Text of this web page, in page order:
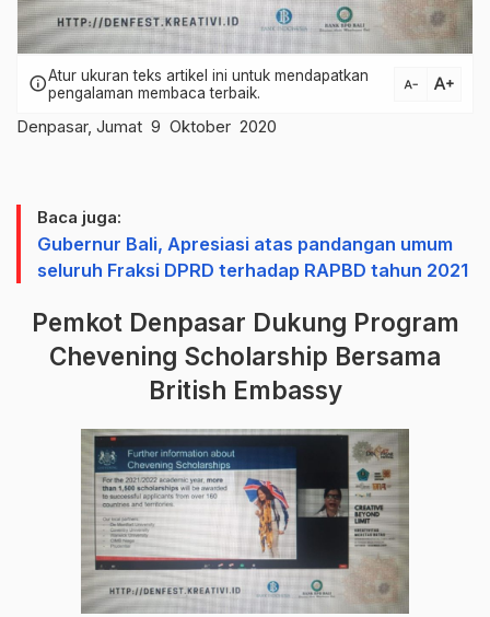
infoAtur ukuran teks artikel ini untuk mendapatkan
pengalaman membaca terbaik.
text_decrease text_increase
Denpasar, Jumat 9 Oktober 2020
Baca juga:
Gubernur Bali, Apresiasi atas pandangan umum
seluruh Fraksi DPRD terhadap RAPBD tahun 2021
Pemkot Denpasar Dukung Program
Chevening Scholarship Bersama
British Embassy